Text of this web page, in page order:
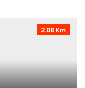
2.08 Km